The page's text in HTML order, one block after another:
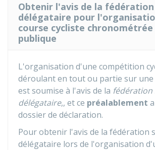
Obtenir l'avis de la
délégataire pour
course cycliste
publique
L'organisation d'une compétition
déroulant en tout ou partie sur
est soumise à l'avis de la
délégataire,, et ce préalablement
dossier de déclaration.
Pour obtenir l'avis de la fédération
délégataire lors de l'organisation